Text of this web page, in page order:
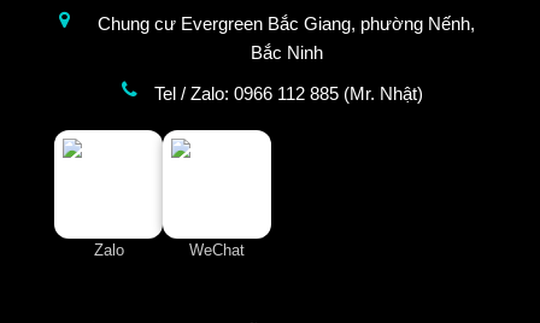
Chung cư Evergreen Bắc Giang, phường Nếnh,
Bắc Ninh
Tel / Zalo: 0966 112 885 (Mr. Nhật)
Zalo WeChat